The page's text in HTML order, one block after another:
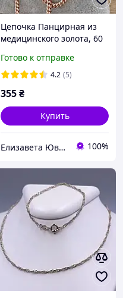
Цепочка Панцирная из
медицинского золота, 60
Готово к отправке
4.2 (5)
355₴
Купить
Елизавета Ювелирная бижутерия 100%